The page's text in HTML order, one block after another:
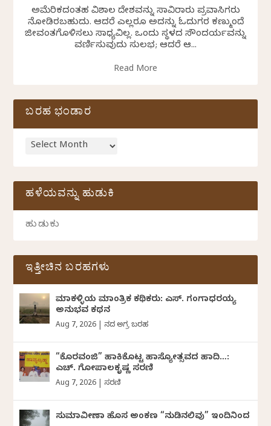
ಅಮೆರಿಕದಂತಹ ವಿಶಾಲ ದೇಶವನ್ನು ಸಾವಿರಾರು ಪ್ರವಾಸಿಗರು
ನೋಡಿರಬಹುದು. ಆದರೆ ಎಲ್ಲರೂ ಅದನ್ನು ಓದುಗರ ಕಣ್ಮುಂದೆ
ಜೀವಂತಗೊಳಿಸಲು ಸಾಧ್ಯವಿಲ್ಲ. ಒಂದು ಸ್ಥಳದ ಸೌಂದರ್ಯವನ್ನು
ವರ್ಣಿಸುವುದು ಸುಲಭ; ಆದರೆ ಆ...
Read More
ಬರಹ ಭಂಡಾರ
ಹಳೆಯವನ್ನು ಹುಡುಕಿ
ಇತ್ತೀಚಿನ ಬರಹಗಳು
ಮಾಕಳ್ಳಿಯ ಮಾಂತ್ರಿಕ ಕಥಿಕರು: ಎಸ್. ಗಂಗಾಧರಯ್ಯ
ಅನುಭವ ಕಥನ
Aug 7, 2026 ದಿನದ ಅಗ್ರ ಬರಹ
“ಕೊರವಂಜಿ” ಹಾಕಿಕೊಟ್ಟ ಹಾಸ್ಯೋತ್ಸವದ ಹಾದಿ…:
ಎಚ್. ಗೋಪಾಲಕೃಷ್ಣ ಸರಣಿ
Aug 7, 2026 ಸರಣಿ
ಸುಮಾವೀಣಾ ಹೊಸ ಅಂಕಣ “ನುಡಿನಲಿವು” ಇಂದಿನಿಂದ